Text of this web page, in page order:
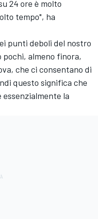
24 ore è molto
tempo", ha
punti deboli del nostro
pochi, almeno finora,
che ci consentano di
questo significa che
la